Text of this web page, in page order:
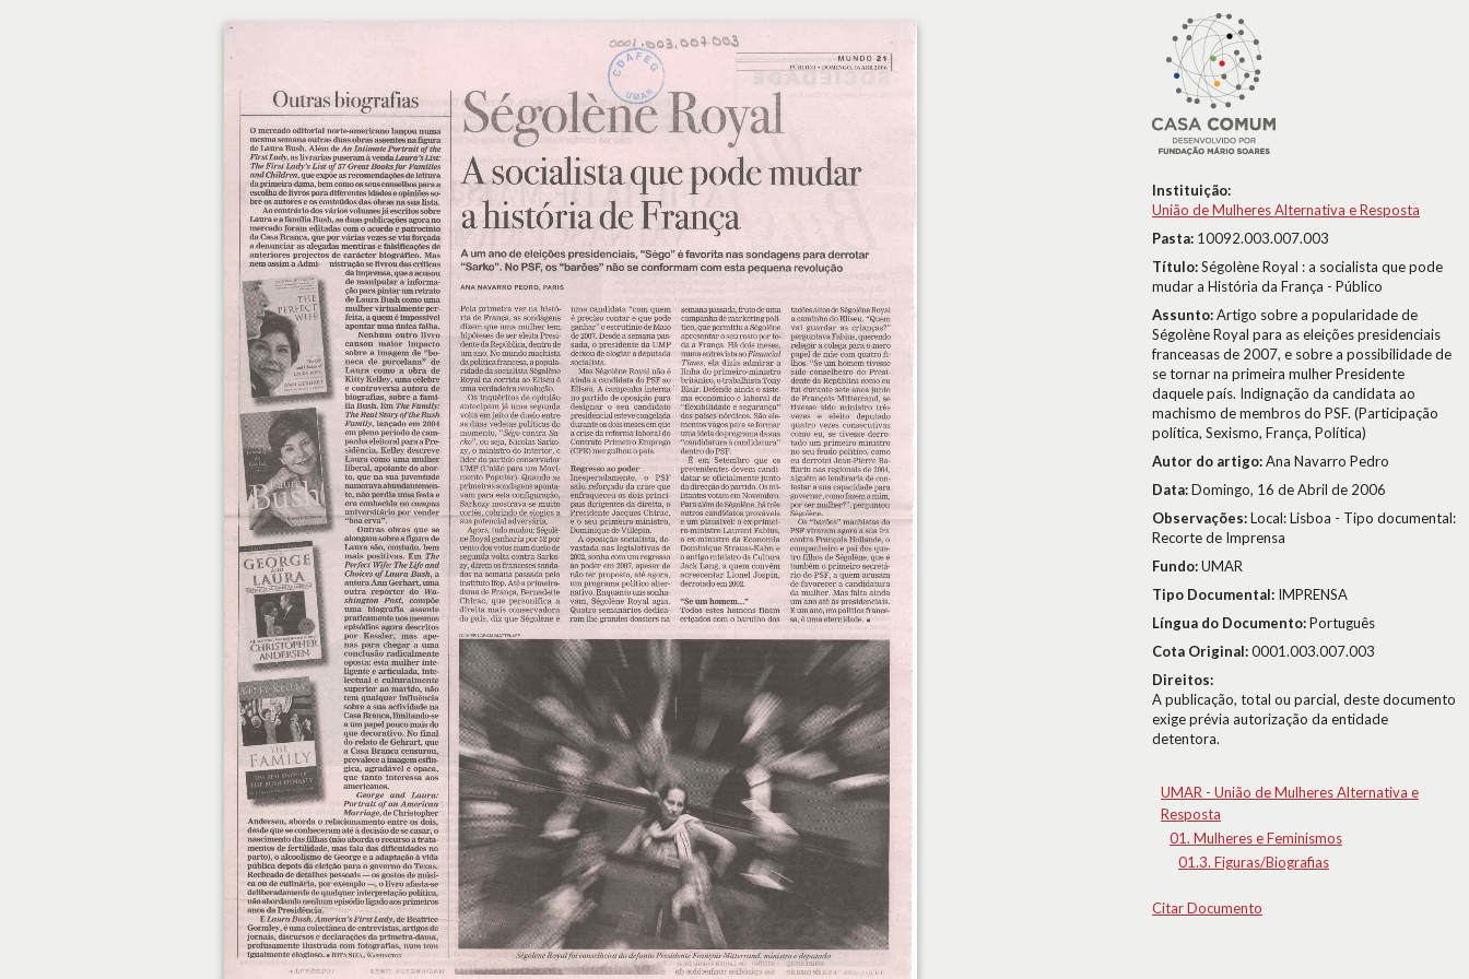
Instituição:
União de Mulheres Alternativa e Resposta
Pasta: 10092.003.007.003
Título:Ségolène Royal : a socialista que pode
mudar a História da França - Público
Assunto:Artigo sobre a popularidade de
Ségolène Royal para as eleições presidenciais
franceasas de 2007, e sobre a possibilidade de
se tornar na primeira mulher Presidente
daquele país. Indignação da candidata ao
machismo de membros do PSF. (Participação
política, Sexismo, França, Política)
Autor do artigo:Ana Navarro Pedro
Data:Domingo, 16 de Abril de 2006
Observações:Local: Lisboa - Tipo documental:
Recorte de Imprensa
Fundo:UMAR
Tipo Documental: IMPRENSA
Língua do Documento:Português
Cota Original:0001.003.007.003
Direitos:
A publicação, total ou parcial, deste documento
exige prévia autorização da entidade
detentora.
UMAR - União de Mulheres Alternativa e
Resposta
01. Mulheres e Feminismos
01.3. Figuras/Biografias
Citar Documento